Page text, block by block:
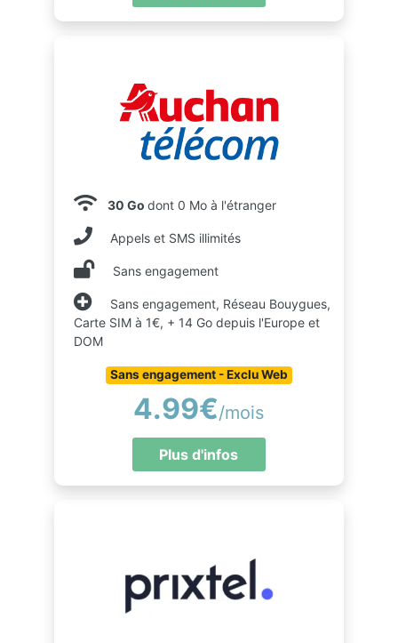
30 Go dont 0 Mo à l'étranger
Appels et SMS illimités
Sans engagement
Sans engagement, Réseau Bouygues,
Carte SIM à 1€, + 14 Go depuis l'Europe et
DOM
Sans engagement - Exclu Web
4.99€/mois
Plus d'infos